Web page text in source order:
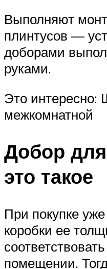
Выполняют
плинтусов —
доборами
руками.
Это интересно:
межкомнатной
Добор
это такое
При покупке
коробки ее
помещении.